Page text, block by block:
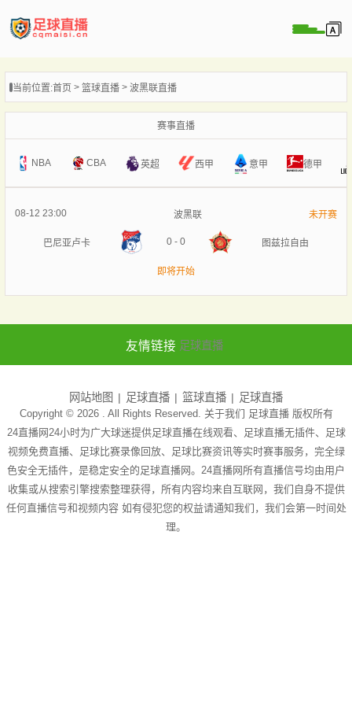
播
像
闻
当前位置:首页 篮球直播 波黑联直播
赛事直播
NBA CBA 英超 西甲 意甲 德甲
08-12 23:00 波黑联 未开赛
巴尼亚卢卡 0 - 0 图兹拉自由
即将开始
友情链接 足球直播
网站地图 足球直播 篮球直播 足球直播
Copyright © 2026 . All Rights Reserved. 关于我们 足球直播版权所有
24直播网24小时为广大球迷提供足球直播在线观看、足球直播无插件、足球
视频免费直播、足球比赛录像回放、足球比赛资讯等实时赛事服务，完全绿
色安全无插件，是稳定安全的足球直播网。24直播网所有直播信号均由用户
收集或从搜索引擎搜索整理获得，所有内容均来自互联网，我们自身不提供
任何直播信号和视频内容 如有侵犯您的权益请通知我们，我们会第一时间处
理。